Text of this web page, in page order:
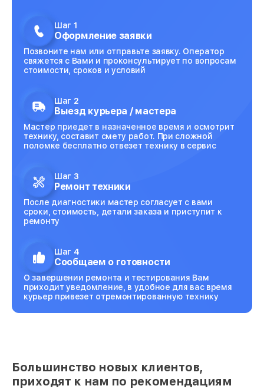
Шаг 1
Оформление заявки
Позвоните нам или отправьте заявку. Оператор
свяжется с Вами и проконсультирует по вопросам
стоимости, сроков и условий
Шаг 2
Выезд курьера / мастера
Мастер приедет в назначенное время и осмотрит
технику, составит смету работ. При сложной
поломке бесплатно отвезет технику в сервис
Шаг 3
Ремонт техники
После диагностики мастер согласует с вами
сроки, стоимость, детали заказа и приступит к
ремонту
Шаг 4
Сообщаем о готовности
О завершении ремонта и тестирования Вам
приходит уведомление, в удобное для вас время
курьер привезет отремонтированную технику
Большинство новых клиентов,
приходят к нам по рекомендациям